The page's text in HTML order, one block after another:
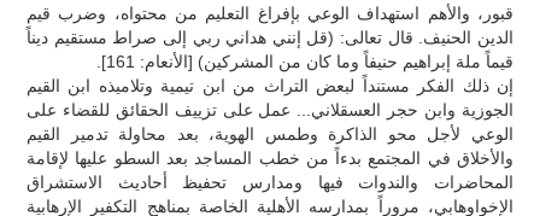
قبور، والأهم استهداف الوعي بإفراغ التعليم من محتواه، وضرب قيم
الدين الحنيف. قال تعالى: (قل إنني هداني ربي إلى صراط مستقيم ديناً
قيماً ملة إبراهيم حنيفاً وما كان من المشركين) [الأنعام: 161].
إن ذلك الفكر مستنداً لبعض التراث من ابن تيمية وتلاميذه ابن القيم
الجوزية وابن حجر العسقلاني... عمل على تزييف الحقائق للقضاء على
الوعي لأجل محو الذاكرة وطمس الهوية، بعد محاولة تدمير القيم
والأخلاق في المجتمع بدءاً من خطب المساجد بعد السطو عليها لإقامة
المحاضرات والندوات فيها ومدارس تحفيظ أحاديث الاستشراق
الإخواوهابي، مروراً بمدارسه الأهلية الخاصة بمناهج التكفير الإرهابية